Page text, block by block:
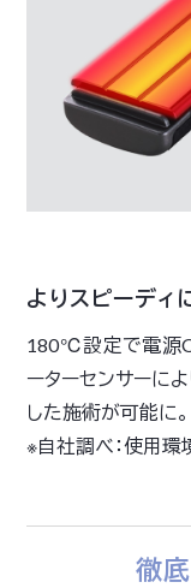
よりスピーディ
180℃設定で電源
ーターセンサーに
した施術が可能に。
※自社調べ：使用環
徹